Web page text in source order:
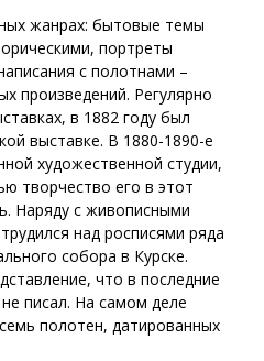
жанрах: бытовые темы
портреты
с полотнами –
произведений. Регулярно
в 1882 году был
выставке. В 1880-1890-е
художественной студии,
творчество его в этот
Наряду с живописными
над росписями ряда
собора в Курске.
что в последние
писал. На самом деле
полотен, датированных